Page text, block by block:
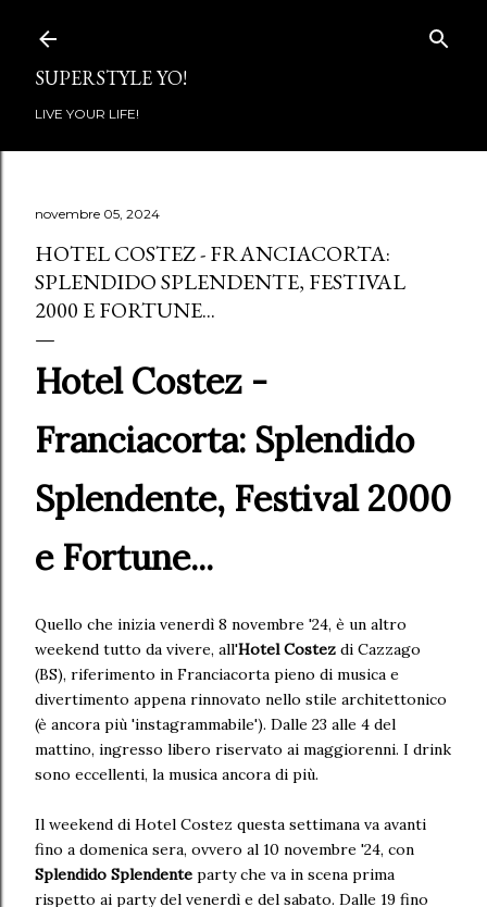
SUPERSTYLE YO!
LIVE YOUR LIFE!
novembre 05, 2024
HOTEL COSTEZ - FRANCIACORTA:
SPLENDIDO SPLENDENTE, FESTIVAL
2000 E FORTUNE...
Hotel Costez -
Franciacorta: Splendido
Splendente, Festival 2000
e Fortune...
Quello che inizia venerdì 8 novembre '24, è un altro
weekend tutto da vivere, all'Hotel Costez di Cazzago
(BS), riferimento in Franciacorta pieno di musica e
divertimento appena rinnovato nello stile architettonico
(è ancora più 'instagrammabile'). Dalle 23 alle 4 del
mattino, ingresso libero riservato ai maggiorenni. I drink
sono eccellenti, la musica ancora di più.
Il weekend di Hotel Costez questa settimana va avanti
fino a domenica sera, ovvero al 10 novembre '24, con
Splendido Splendente party che va in scena prima
rispetto ai party del venerdì e del sabato. Dalle 19 fino